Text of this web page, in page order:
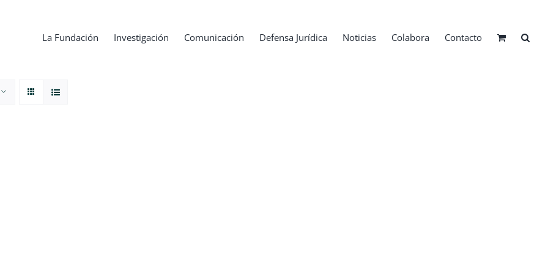
La Fundación Investigación Comunicación Defensa Jurídica Noticias Colabora Contacto